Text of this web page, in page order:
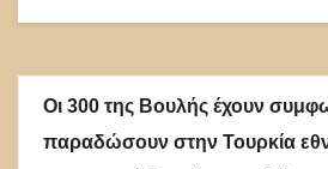
Οι 300 της Βουλής έχουν
παραδώσουν στην Τουρκία